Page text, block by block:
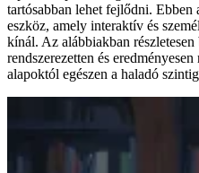
tartósabban lehet fejlődni. Ebben
eszköz, amely interaktív és
kínál. Az alábbiakban
rendszerezetten és
alapoktól egészen a haladó